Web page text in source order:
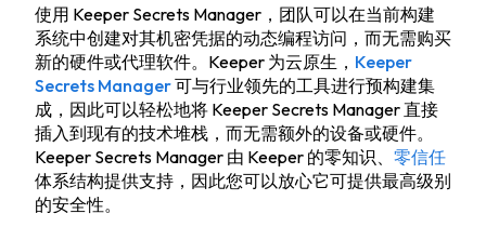
使用 Keeper Secrets Manager，团队可以在当前构建
系统中创建对其机密凭据的动态编程访问，而无需购买
新的硬件或代理软件。Keeper 为云原生， Keeper
Secrets Manager可与行业领先的工具进行预构建集
成，因此可以轻松地将 Keeper Secrets Manager 直接
插入到现有的技术堆栈，而无需额外的设备或硬件。
Keeper Secrets Manager 由 Keeper 的零知识、 零信任
体系结构提供支持，因此您可以放心它可提供最高级别
的安全性。